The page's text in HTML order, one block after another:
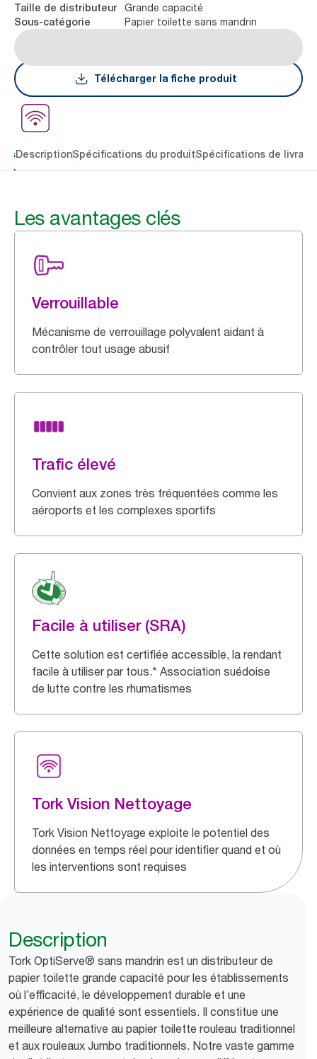
Taille de distributeur Grande capacité
Sous-catégorie Papier toilette sans mandrin
Télécharger la fiche produit
DescriptionSpécifications du produitSpécifications de
Les avantages clés
Verrouillable
Mécanisme de verrouillage polyvalent aidant à
contrôler tout usage abusif
Trafic élevé
Convient aux zones très fréquentées comme les
aéroports et les complexes sportifs
Facile à utiliser (SRA)
Cette solution est certifiée accessible, la rendant
facile à utiliser par tous.* Association suédoise
de lutte contre les rhumatismes
Tork Vision Nettoyage
Tork Vision Nettoyage exploite le potentiel des
données en temps réel pour identifier quand et où
les interventions sont requises
Description
Tork OptiServe® sans mandrin est un distributeur de
papier toilette grande capacité pour les établissements
où l’efficacité, le développement durable et une
expérience de qualité sont essentiels. Il constitue une
meilleure alternative au papier toilette rouleau traditionnel
et aux rouleaux Jumbo traditionnels. Notre vaste gamme